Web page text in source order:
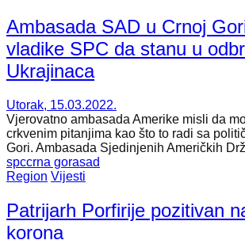
Ambasada SAD u Crnoj
vladike SPC da stanu u
Ukrajinaca
Utorak, 15.03.2022.
Vjerovatno ambasada Amerike misli da
crkvenim pitanjima kao što to radi sa
Gori. Ambasada Sjedinjenih Američkih
spccrna gorasad
Region Vijesti
Patrijarh Porfirije pozitivan
korona